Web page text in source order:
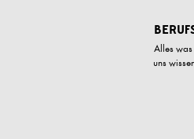
Artikel
Springen
Alles
uns